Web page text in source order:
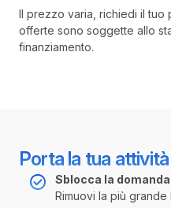
Il prezzo varia, richiedi il tuo
offerte sono soggette allo
finanziamento.
Porta la tua
Sblocca la domanda
Rimuovi la più